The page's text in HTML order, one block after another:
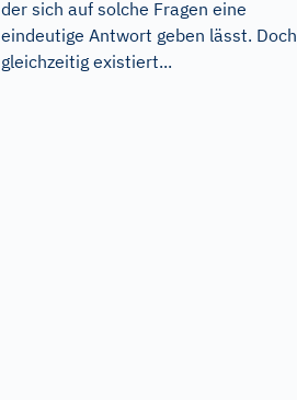
der sich auf solche Fragen eine
eindeutige Antwort geben lässt. Doch
gleichzeitig existiert...